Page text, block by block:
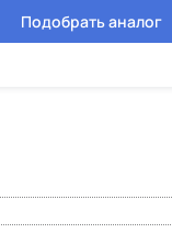
Подобрать аналог